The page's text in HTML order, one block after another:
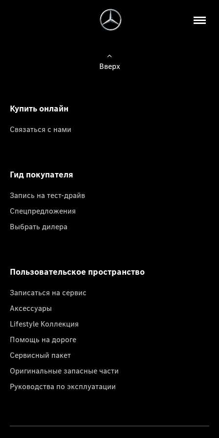
Вверх
Купить онлайн
Связаться с нами
Гид покупателя
Запись на тест-драйв
Спецпредложения
Выбрать дилера
Пользовательское пространство
Записаться на сервис
Аксессуары
Lifestyle Коллекция
Помощь на дороге
Сервисный пакет
Оригинальные запасные части
Руководства по эксплуатации